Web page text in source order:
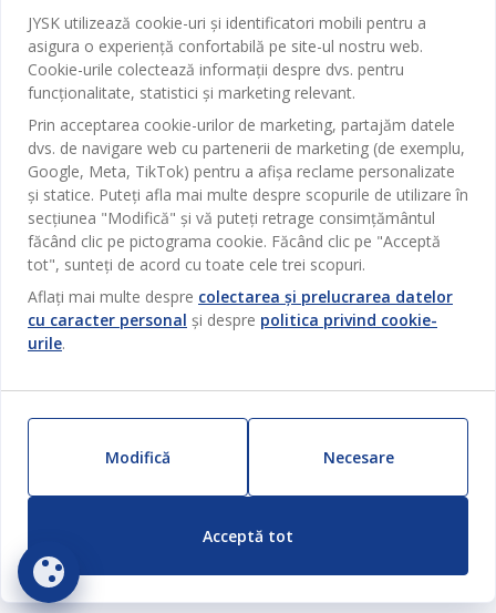
Baie
Birou
Sufragerie
Bucătărie
Depozitare
Perdele
Grădină
Pentru casă
Outlet
Produse noi
ZILNIC PREȚ MIC
Contact Relații Clienți
Magazine și program
Broșură
Termeni si conditii vânzări online
Garantia prețului
Garanția Produselor
Politica de confidentialitate
Card cadou
Livrare
Reclamații
Siguranță
JYSK
Despre JYSK
JYSK.com
Presă
Locuri de muncă
Newsletter
Inspirație
SEDIU CENTRAL
TAROL-DD S.R.L. str. Jubiliara, 41A mun. Chișinău, Republica
Moldova
JYSK BUSINESS TO BUSINESS
Vânzări și relații clienți persoane juridice
Telefon: 060 531 531
E-mail: jysk@jysk.md
JYSK RELAȚII CLIENȚI
Contact Relații Clienți
Telefon: 022 022 030
E-mail: support@jysk.md
Urmărește Jysk
JYSK utilizează cookie-uri și identificatori mobili pentru a
asigura o experiență confortabilă pe site-ul nostru web.
Cookie-urile colectează informații despre dvs. pentru
funcționalitate, statistici și marketing relevant.
Prin acceptarea cookie-urilor de marketing, partajăm datele
dvs. de navigare web cu partenerii de marketing (de exemplu,
Google, Meta, TikTok) pentru a afișa reclame personalizate
și statice. Puteți afla mai multe despre scopurile de utilizare în
secțiunea "Modifică" și vă puteți retrage consimțământul
făcând clic pe pictograma cookie. Făcând clic pe "Acceptă
tot", sunteți de acord cu toate cele trei scopuri.
Aflați mai multe despre colectarea și prelucrarea datelor
cu caracter personal și despre politica privind cookie-
urile.
Modifică Necesare
Acceptă tot